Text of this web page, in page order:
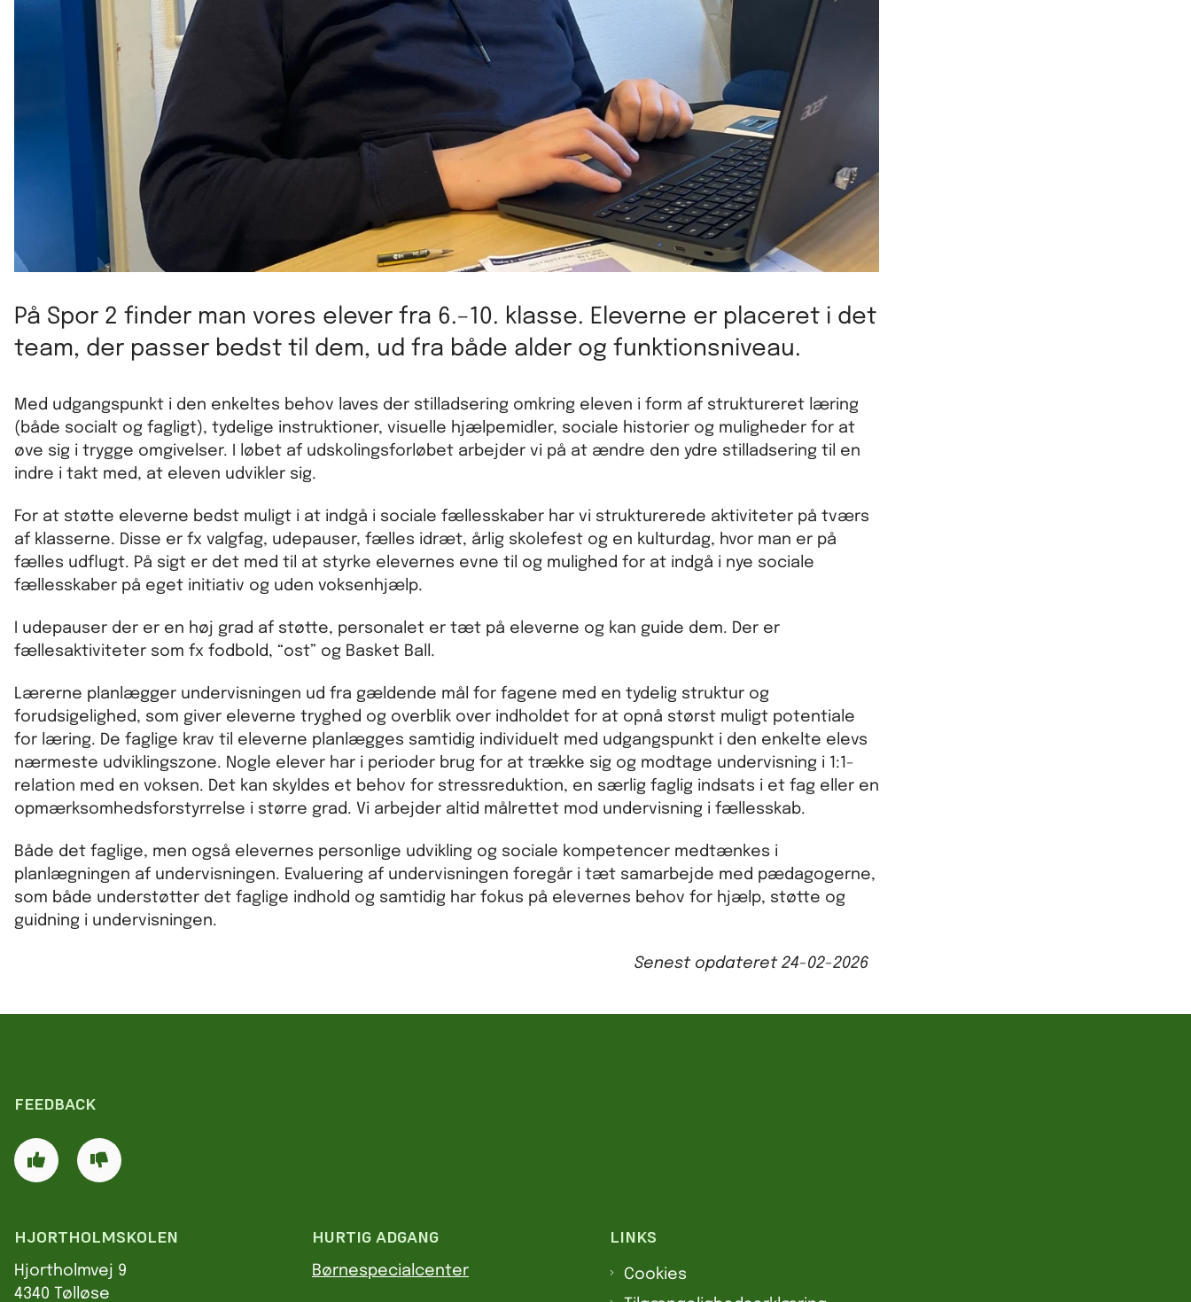
På Spor 2 finder man vores elever fra 6.–10. klasse. Eleverne er placeret i det
team, der passer bedst til dem, ud fra både alder og funktionsniveau.
Med udgangspunkt i den enkeltes behov laves der stilladsering omkring eleven i form af struktureret læring
(både socialt og fagligt), tydelige instruktioner, visuelle hjælpemidler, sociale historier og muligheder for at
øve sig i trygge omgivelser. I løbet af udskolingsforløbet arbejder vi på at ændre den ydre stilladsering til en
indre i takt med, at eleven udvikler sig.
For at støtte eleverne bedst muligt i at indgå i sociale fællesskaber har vi strukturerede aktiviteter på tværs
af klasserne. Disse er fx valgfag, udepauser, fælles idræt, årlig skolefest og en kulturdag, hvor man er på
fælles udflugt. På sigt er det med til at styrke elevernes evne til og mulighed for at indgå i nye sociale
fællesskaber på eget initiativ og uden voksenhjælp.
I udepauser der er en høj grad af støtte, personalet er tæt på eleverne og kan guide dem. Der er
fællesaktiviteter som fx fodbold, “ost” og Basket Ball.
Lærerne planlægger undervisningen ud fra gældende mål for fagene med en tydelig struktur og
forudsigelighed, som giver eleverne tryghed og overblik over indholdet for at opnå størst muligt potentiale
for læring. De faglige krav til eleverne planlægges samtidig individuelt med udgangspunkt i den enkelte elevs
nærmeste udviklingszone. Nogle elever har i perioder brug for at trække sig og modtage undervisning i 1:1-
relation med en voksen. Det kan skyldes et behov for stressreduktion, en særlig faglig indsats i et fag eller en
opmærksomhedsforstyrrelse i større grad. Vi arbejder altid målrettet mod undervisning i fællesskab.
Både det faglige, men også elevernes personlige udvikling og sociale kompetencer medtænkes i
planlægningen af undervisningen. Evaluering af undervisningen foregår i tæt samarbejde med pædagogerne,
som både understøtter det faglige indhold og samtidig har fokus på elevernes behov for hjælp, støtte og
guidning i undervisningen.
Senest opdateret 24-02-2026
FEEDBACK
HJORTHOLMSKOLEN
Hjortholmvej 9
4340 Tølløse
HURTIG ADGANG
Børnespecialcenter
LINKS
Cookies